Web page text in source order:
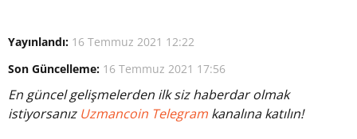
Yayınlandı: 16 Temmuz 2021 12:22
Son Güncelleme: 16 Temmuz 2021 17:56
En güncel gelişmelerden ilk siz haberdar olmak
istiyorsanız Uzmancoin Telegram kanalına katılın!